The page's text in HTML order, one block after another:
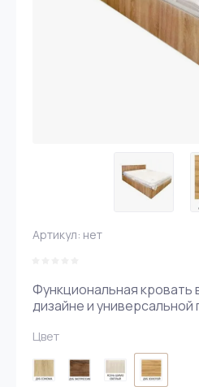
Артикул: нет
Функциональная кровать
дизайне и
Цвет